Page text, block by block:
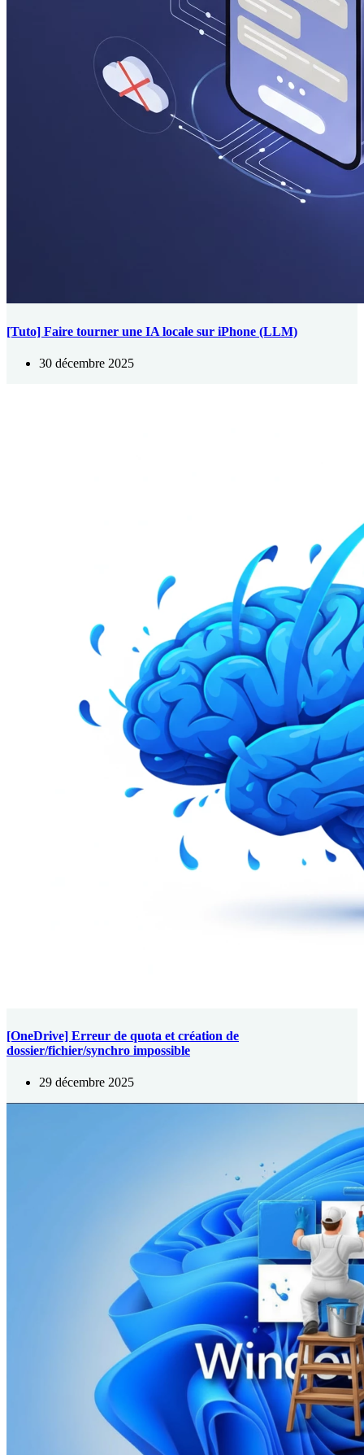
[Tuto] Faire tourner une IA locale sur iPhone (LLM)
30 décembre 2025
[OneDrive] Erreur de quota et création de
dossier/fichier/synchro impossible
29 décembre 2025